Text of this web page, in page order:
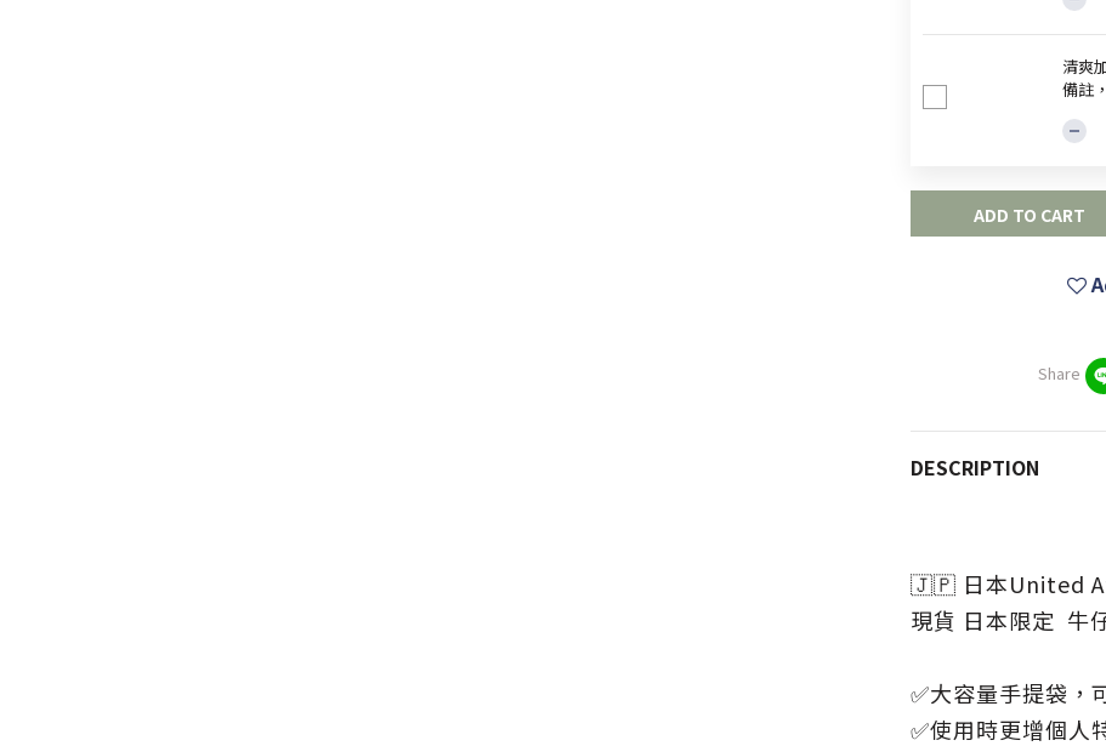
清爽
備註
ADD TO CART
Share
DESCRIPTION
🇯🇵 日本United
現貨 日本限定 牛
✅大容量手提袋，
✅使用時更增個人